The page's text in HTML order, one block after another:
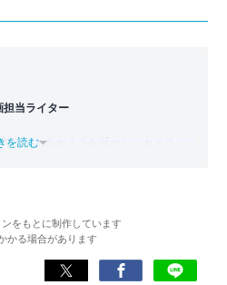
担当ライター
味であるカメラを活かし、カメラや
リを使いこなせるようになるコンテ
を読む
をもとに制作しています
かる場合があります